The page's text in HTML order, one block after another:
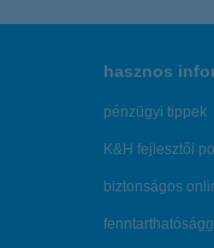
hasznos
pénzügyi tippek
K&H fejlesztői
biztonságos